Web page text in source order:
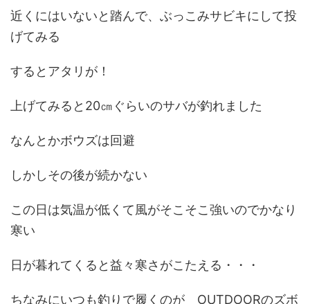
近くにはいないと踏んで、ぶっこみサビキにして投
げてみる
するとアタリが！
上げてみると20㎝ぐらいのサバが釣れました
なんとかボウズは回避
しかしその後が続かない
この日は気温が低くて風がそこそこ強いのでかなり
寒い
日が暮れてくると益々寒さがこたえる・・・
ちなみにいつも釣りで履くのが OUTDOORのズボ